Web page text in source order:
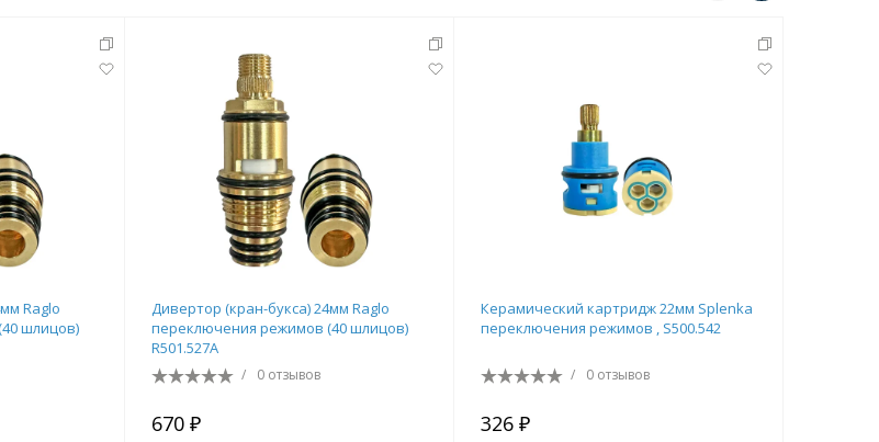
Raglo
шлицов)
Дивертор (кран-букса) 24мм Raglo
переключения режимов (40 шлицов)
R501.527A
/ 0 отзывов
670 ₽
Керамический картридж 22мм Splenka
переключения режимов , S500.542
/ 0 отзывов
326 ₽